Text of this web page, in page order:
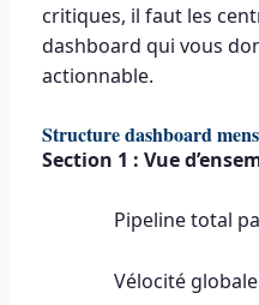
critiques, il faut les
dashboard qui vous
actionnable.
Structure dashboard
Section 1 : Vue
Pipeline total
Vélocité